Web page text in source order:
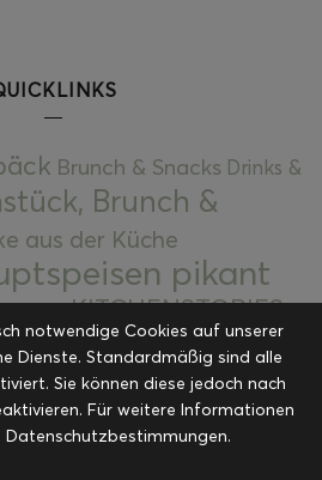
Brunch & Snacks Drinks &
Brunch &
aus der Küche
pikant
KekseKITCHENSTORIES
& Desserts Kuchen und
Mitbringsel &
Kategorie Ostern Resteküche
SliderStartseite
notwendige Cookies auf unserer
Dienste. Standardmäßig sind alle
Sie können diese jedoch nach
Für weitere Informationen
Datenschutzbestimmungen.